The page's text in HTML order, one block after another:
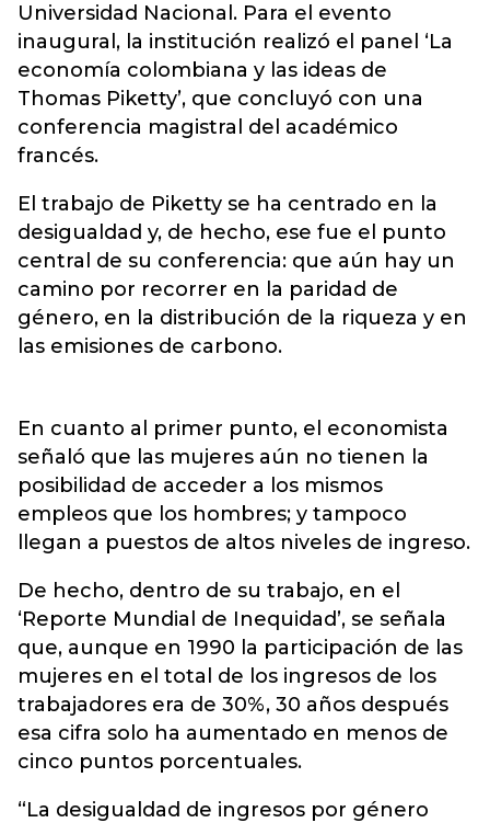
Universidad Nacional. Para el evento
inaugural, la institución realizó el panel ‘La
economía colombiana y las ideas de
Thomas Piketty’, que concluyó con una
conferencia magistral del académico
francés.
El trabajo de Piketty se ha centrado en la
desigualdad y, de hecho, ese fue el punto
central de su conferencia: que aún hay un
camino por recorrer en la paridad de
género, en la distribución de la riqueza y en
las emisiones de carbono.
En cuanto al primer punto, el economista
señaló que las mujeres aún no tienen la
posibilidad de acceder a los mismos
empleos que los hombres; y tampoco
llegan a puestos de altos niveles de ingreso.
De hecho, dentro de su trabajo, en el
‘Reporte Mundial de Inequidad’, se señala
que, aunque en 1990 la participación de las
mujeres en el total de los ingresos de los
trabajadores era de 30%, 30 años después
esa cifra solo ha aumentado en menos de
cinco puntos porcentuales.
“La desigualdad de ingresos por género